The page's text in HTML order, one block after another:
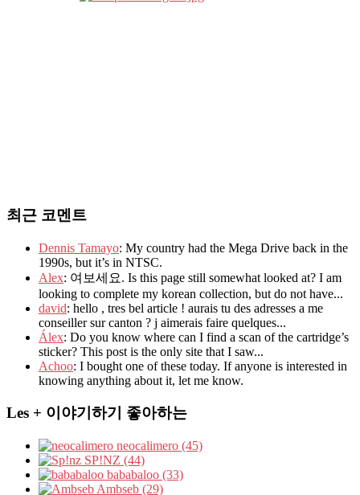
최근 코멘트
Dennis Tamayo: My country had the Mega Drive back in the
1990s, but it’s in NTSC.
Alex: 여보세요. Is this page still somewhat looked at? I am
looking to complete my korean collection, but do not have...
david: hello , tres bel article ! aurais tu des adresses a me
conseiller sur canton ? j aimerais faire quelques...
Álex: Do you know where can I find a scan of the cartridge’s
sticker? This post is the only site that I saw...
Achoo: I bought one of these today. If anyone is interested in
knowing anything about it, let me know.
Les + 이야기하기 좋아하는
neocalimero (45)
SP!NZ (44)
bababaloo (33)
Ambseb (29)